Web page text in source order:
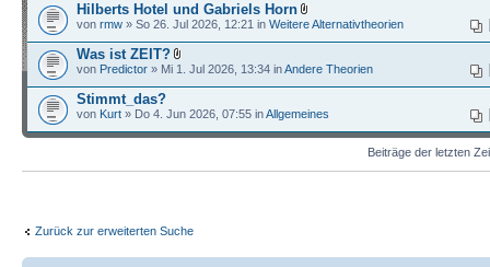
Hilberts Hotel und Gabriels Horn
von rmw » So 26. Jul 2026, 12:21 in Weitere Alternativtheorien
Was ist ZEIT?
von Predictor » Mi 1. Jul 2026, 13:34 inAndere Theorien
Stimmt_das?
von Kurt » Do 4. Jun 2026, 07:55 inAllgemeines
Beiträge der letzten
Zurück zur erweiterten Suche